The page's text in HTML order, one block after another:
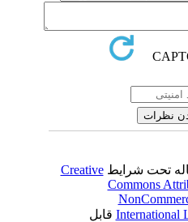
تحت شرایطCreative
Commons
قابل